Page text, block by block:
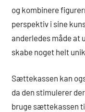
og kombinere
perspektiv i sine
anderledes måde at
skabe noget helt
Sættekassen kan
da den stimulerer
bruge sættekassen